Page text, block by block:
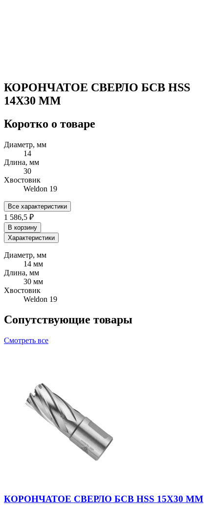
КОРОНЧАТОЕ СВЕРЛО БСВ HSS
14X30 ММ
Коротко о товаре
Диаметр, мм
14
Длина, мм
30
Хвостовик
Weldon 19
Все характеристики
1 586,5 ₽
В корзину
Характеристики
Диаметр, мм
14 мм
Длина, мм
30 мм
Хвостовик
Weldon 19
Сопутствующие товары
Смотреть все
КОРОНЧАТОЕ СВЕРЛО БСВ HSS 15X30 ММ